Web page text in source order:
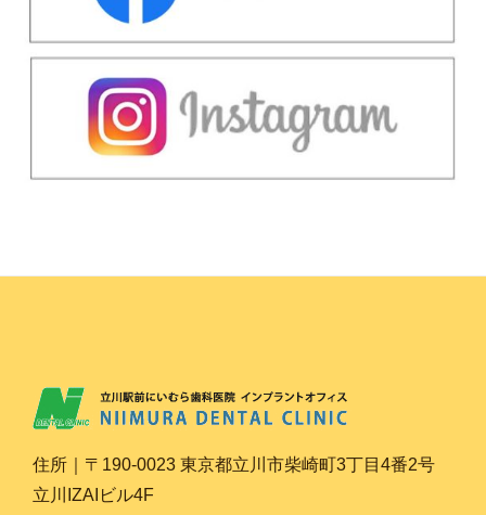
住所｜〒190-0023 東京都立川市柴崎町3丁目4番2号
立川IZAIビル4F